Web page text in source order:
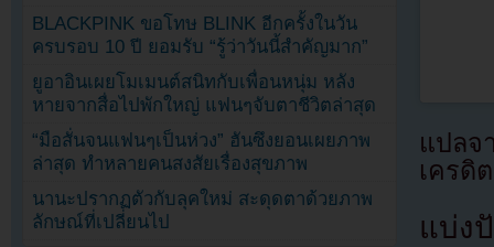
แปลจ
เครดิ
แบ่ง
BLACKPINK ขอโทษ BLINK อีกครั้งในวัน
ครบรอบ 10 ปี ยอมรับ “รู้ว่าวันนี้สำคัญมาก”
ยูอาอินเผยโมเมนต์สนิทกับเพื่อนหนุ่ม หลัง
หายจากสื่อไปพักใหญ่ แฟนๆจับตาชีวิตล่าสุด
“มือสั่นจนแฟนๆเป็นห่วง” ฮันซึงยอนเผยภาพ
ล่าสุด ทำหลายคนสงสัยเรื่องสุขภาพ
นานะปรากฏตัวกับลุคใหม่ สะดุดตาด้วยภาพ
ลักษณ์ที่เปลี่ยนไป